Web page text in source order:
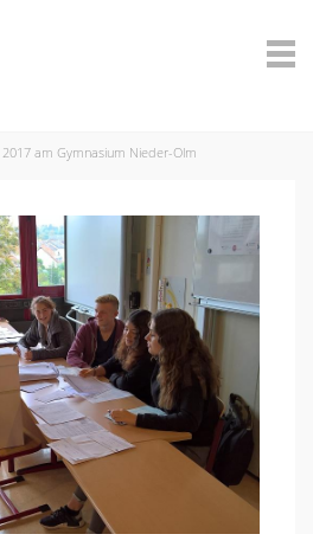
2017 am Gymnasium Nieder-Olm